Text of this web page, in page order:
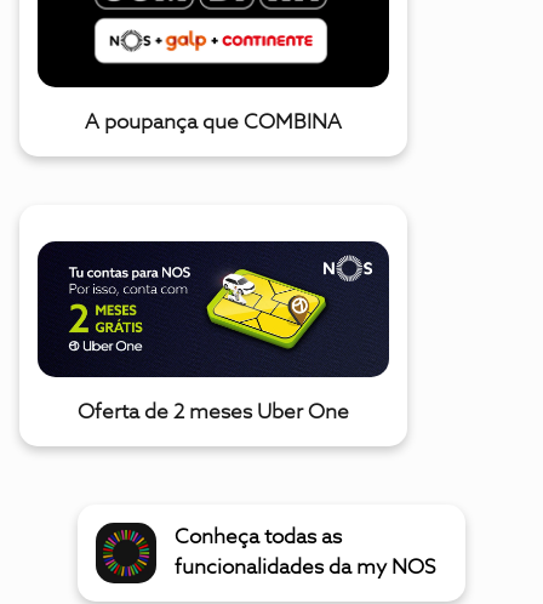
A poupança que COMBINA
Oferta de 2 meses Uber One
Conheça todas as
funcionalidades da my NOS